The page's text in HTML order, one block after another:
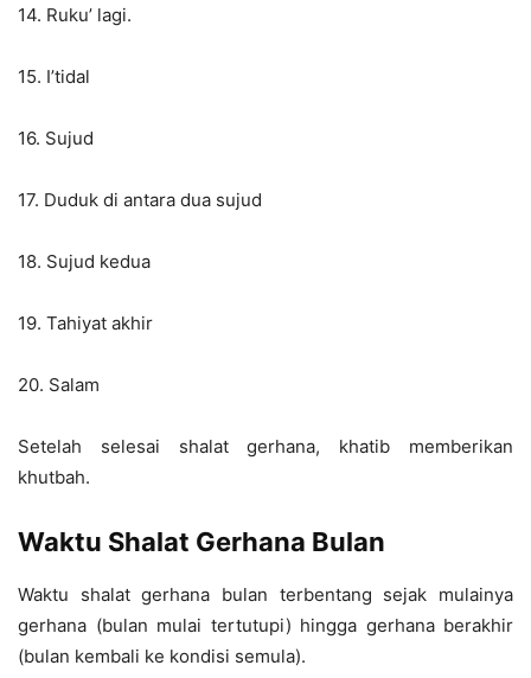
14. Ruku’ lagi.
15. I’tidal
16. Sujud
17. Duduk di antara dua sujud
18. Sujud kedua
19. Tahiyat akhir
20. Salam
Setelah selesai shalat gerhana, khatib memberikan
khutbah.
Waktu Shalat Gerhana Bulan
Waktu shalat gerhana bulan terbentang sejak mulainya
gerhana (bulan mulai tertutupi) hingga gerhana berakhir
(bulan kembali ke kondisi semula).